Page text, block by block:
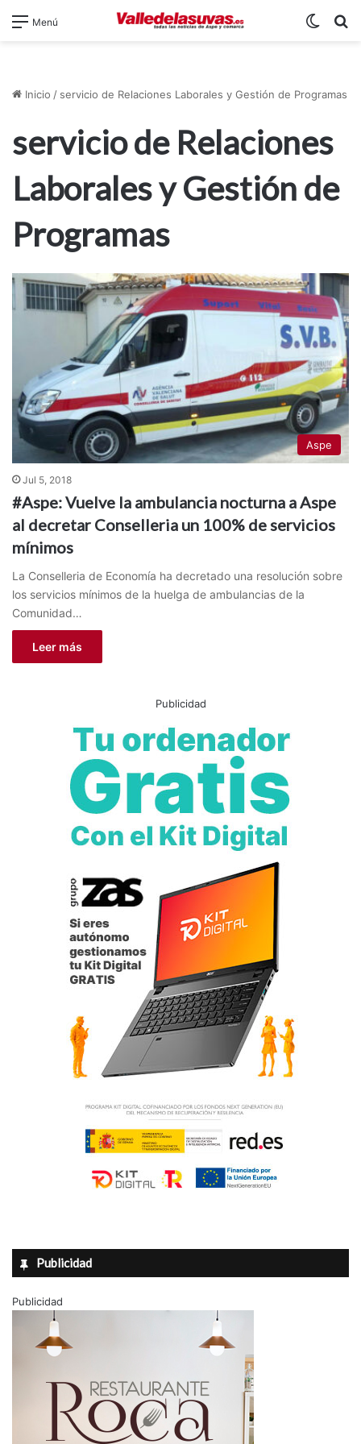
Menú
Inicio / servicio de Relaciones Laborales y Gestión de Programas
servicio de Relaciones
Laborales y Gestión de
Programas
Aspe
Jul 5, 2018
#Aspe: Vuelve la ambulancia nocturna a Aspe
al decretar Conselleria un 100% de servicios
mínimos
La Conselleria de Economía ha decretado una resolución sobre
los servicios mínimos de la huelga de ambulancias de la
Comunidad…
Leer más
Publicidad
Publicidad
Publicidad